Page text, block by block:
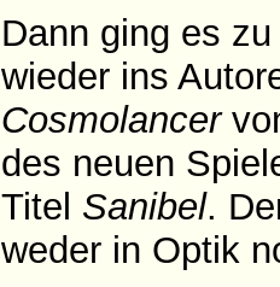
Dann ging es
wieder ins
Cosmolancer
des neuen
Titel Sanibel.
weder in Optik